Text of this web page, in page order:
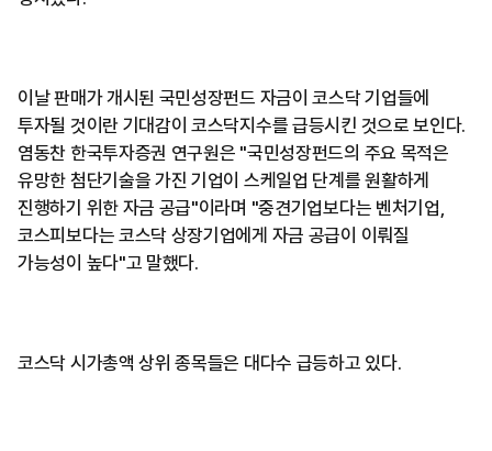
이날 판매가 개시된 국민성장펀드 자금이 코스닥 기업들에
투자될 것이란 기대감이 코스닥지수를 급등시킨 것으로 보인다.
염동찬 한국투자증권 연구원은 "국민성장펀드의 주요 목적은
유망한 첨단기술을 가진 기업이 스케일업 단계를 원활하게
진행하기 위한 자금 공급"이라며 "중견기업보다는 벤처기업,
코스피보다는 코스닥 상장기업에게 자금 공급이 이뤄질
가능성이 높다"고 말했다.
코스닥 시가총액 상위 종목들은 대다수 급등하고 있다.